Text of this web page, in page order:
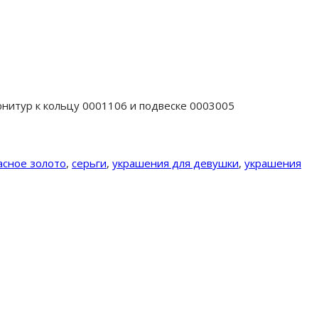
к кольцу 0001106 и подвеске 0003005
золото, серьги, украшения для девушки, украшения